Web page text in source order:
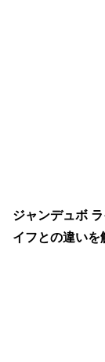
ジャンデュボ
イフとの違いを